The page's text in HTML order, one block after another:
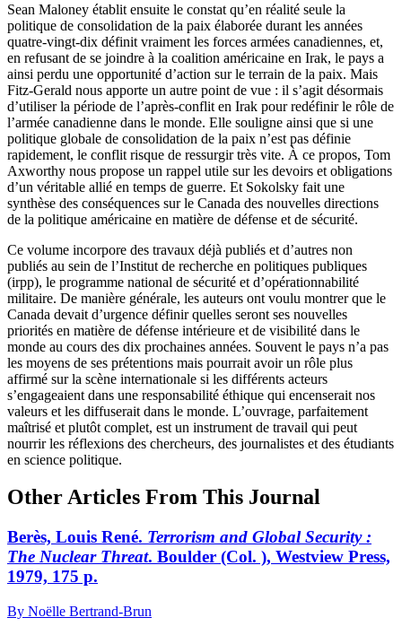
Sean Maloney établit ensuite le constat qu’en réalité seule la
politique de consolidation de la paix élaborée durant les années
quatre-vingt-dix définit vraiment les forces armées canadiennes, et,
en refusant de se joindre à la coalition américaine en Irak, le pays a
ainsi perdu une opportunité d’action sur le terrain de la paix. Mais
Fitz-Gerald nous apporte un autre point de vue : il s’agit désormais
d’utiliser la période de l’après-conflit en Irak pour redéfinir le rôle de
l’armée canadienne dans le monde. Elle souligne ainsi que si une
politique globale de consolidation de la paix n’est pas définie
rapidement, le conflit risque de ressurgir très vite. À ce propos, Tom
Axworthy nous propose un rappel utile sur les devoirs et obligations
d’un véritable allié en temps de guerre. Et Sokolsky fait une
synthèse des conséquences sur le Canada des nouvelles directions
de la politique américaine en matière de défense et de sécurité.
Ce volume incorpore des travaux déjà publiés et d’autres non
publiés au sein de l’Institut de recherche en politiques publiques
(irpp), le programme national de sécurité et d’opérationnabilité
militaire. De manière générale, les auteurs ont voulu montrer que le
Canada devait d’urgence définir quelles seront ses nouvelles
priorités en matière de défense intérieure et de visibilité dans le
monde au cours des dix prochaines années. Souvent le pays n’a pas
les moyens de ses prétentions mais pourrait avoir un rôle plus
affirmé sur la scène internationale si les différents acteurs
s’engageaient dans une responsabilité éthique qui encenserait nos
valeurs et les diffuserait dans le monde. L’ouvrage, parfaitement
maîtrisé et plutôt complet, est un instrument de travail qui peut
nourrir les réflexions des chercheurs, des journalistes et des étudiants
en science politique.
Other Articles From This Journal
Berès, Louis René. Terrorism and Global Security :
The Nuclear Threat. Boulder (Col. ), Westview Press,
1979, 175 p.
By Noëlle Bertrand-Brun